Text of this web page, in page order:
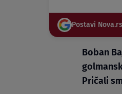
Postavi
Boban
Pričali